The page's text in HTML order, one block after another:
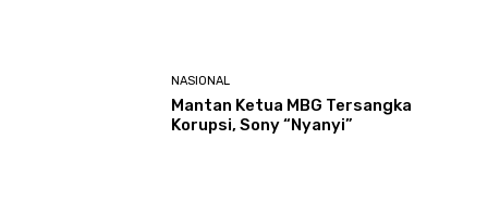
NASIONAL
Mantan Ketua MBG Tersangka
Korupsi, Sony “Nyanyi”